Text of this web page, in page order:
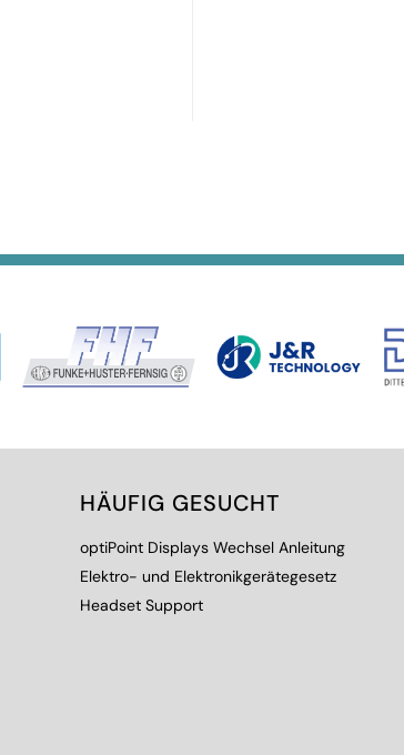
HÄUFIG GESUCHT
optiPoint Displays Wechsel Anleitung
Elektro- und Elektronikgerätegesetz
Headset Support